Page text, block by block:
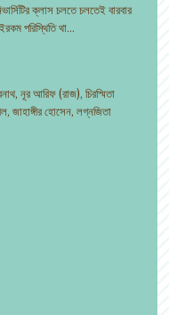
ক্লাস চলতে চলতেই বারবার
পরিস্থিতি থা...
নূর আরিফ (রাজ), চিরস্মিতা
জাহাঙ্গীর হোসেন, লগ্নজিতা